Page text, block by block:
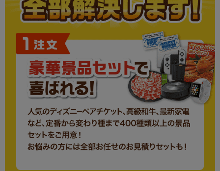
至福の逸品 卵かけご飯の醤油 現物 5
ザ・バッグ（エコバック） 現物
ローラークリーナー 現物 5
便利なスマホストラップ 現物 5
50